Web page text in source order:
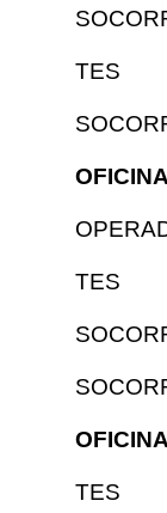
TES
TES
TES